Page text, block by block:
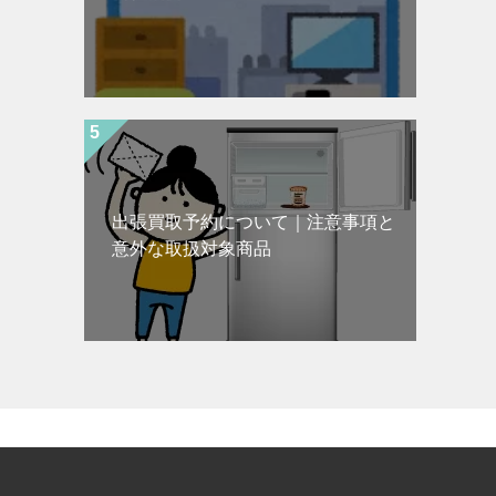
出張買取予約について｜注意事項と
意外な取扱対象商品